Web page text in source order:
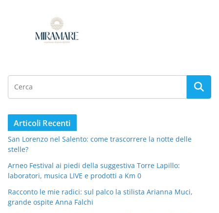
Articoli Recenti
San Lorenzo nel Salento: come trascorrere la notte delle
stelle?
Arneo Festival ai piedi della suggestiva Torre Lapillo:
laboratori, musica LIVE e prodotti a Km 0
Racconto le mie radici: sul palco la stilista Arianna Muci,
grande ospite Anna Falchi